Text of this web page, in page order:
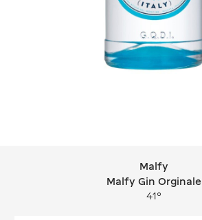
Malfy Malfy Gin Orginale
Malfy
Malfy Gin Orginale
41°